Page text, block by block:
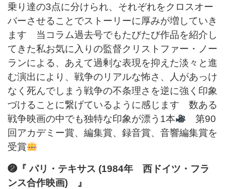
乗り達の3点に分けられ、それぞれをクロスオー
バーさせることでストーリーに厚みが増していき
ます 当コラム過去号でもたびたび作品を紹介し
てきた私お気に入りの監督クリストファー・ノー
ランによる、あえて過剰な表現を抑えた淡々と進
む演出により、戦争のリアルな怖さ、人があっけ
なく死んでしまう戦争の不条理さを逆に強く印象
づけることに繋げているように感じます 数ある
戦争映画の中でも独特な印象が漂う1本
第90
回アカデミー賞、編集賞、録音賞、音響編集賞を
受賞
❷『 パリ・テキサス (1984年 西ドイツ・フラ
ンス合作映画) 』